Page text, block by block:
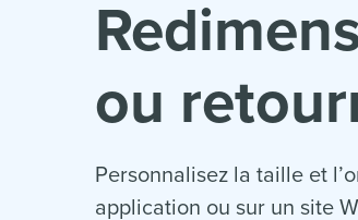
ou
Personnalisez la taille et
application ou sur un site